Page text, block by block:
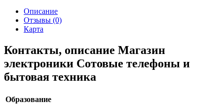
Описание
Отзывы (0)
Карта
Контакты, описание Магазин
электроники Сотовые телефоны и
бытовая техника
Образование